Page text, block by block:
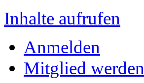
Inhalte aufrufen
Anmelden
Mitglied werden